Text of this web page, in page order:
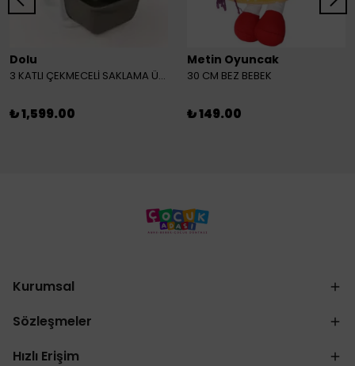
Dolu
3 KATLI ÇEKMECELİ SAKLAMA ÜNİTESİ
₺ 1,599.00
Metin Oyuncak
30 CM BEZ BEBEK
₺ 149.00
Kurumsal
Sözleşmeler
Hızlı Erişim